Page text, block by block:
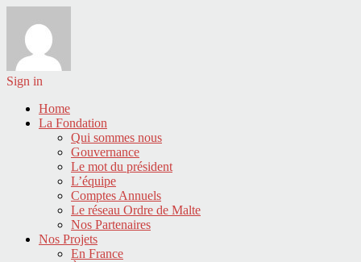
Sign in
Home
La Fondation
Qui sommes nous
Gouvernance
Le mot du président
L’équipe
Comptes Annuels
Le réseau Ordre de Malte
Nos Partenaires
Nos Projets
En France